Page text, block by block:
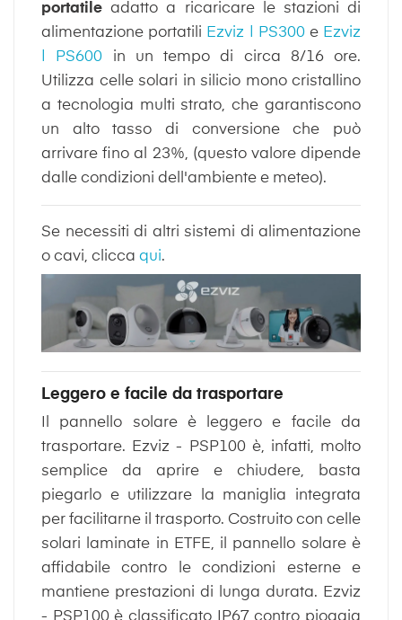
portatileadatto a ricaricare le stazioni di
alimentazione portatili Ezviz | PS300 e Ezviz
| PS600 in un tempo di circa 8/16 ore.
Utilizza celle solari in silicio mono cristallino
a tecnologia multi strato, che garantiscono
un alto tasso di conversione che può
arrivare fino al 23%, (questo valore dipende
dalle condizioni dell'ambiente e meteo).
Se necessiti di altri sistemi di alimentazione
o cavi, clicca qui.
Leggero e facile da trasportare
Il pannello solare è leggero e facile da
trasportare. Ezviz - PSP100 è, infatti, molto
semplice da aprire e chiudere, basta
piegarlo e utilizzare la maniglia integrata
per facilitarne il trasporto. Costruito con celle
solari laminate in ETFE, il pannello solare è
affidabile contro le condizioni esterne e
mantiene prestazioni di lunga durata. Ezviz
- PSP100 è classificato IP67 contro pioggia